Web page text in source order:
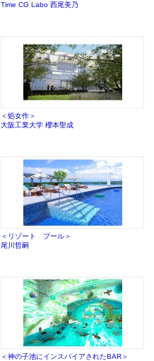
Time CG Labo 西尾美乃
＜処女作＞
大阪工業大学 櫻本聖成
＜リゾート プール＞
尾川哲嗣
＜神の子池にインスパイアされたBAR＞